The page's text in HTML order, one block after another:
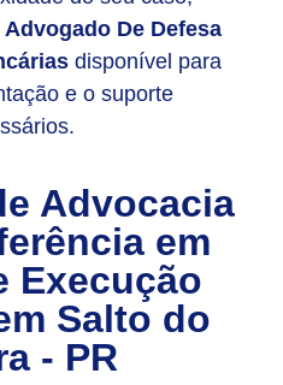
Advogado De Defesa
disponível para
e o suporte
Advocacia
em
Execução
Salto do
- PR